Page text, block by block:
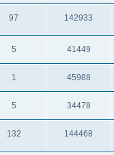
97 142933
5 41449
1 45988
5 34478
132 144468